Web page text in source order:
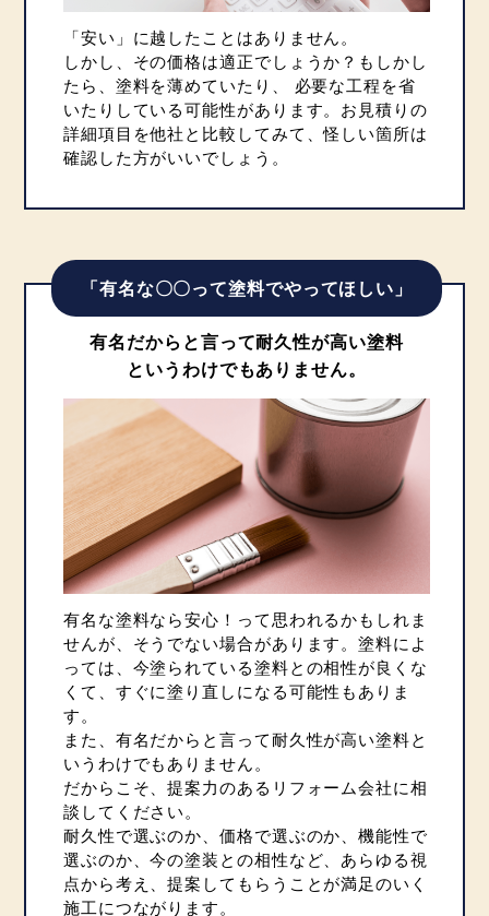
「安い」に越したことはありません。
しかし、その価格は適正でしょうか？もしかし
たら、塗料を薄めていたり、
必要な工程を省
いたりしている可能性があります。お見積りの
詳細項目を他社と比較してみて、怪しい箇所は
確認した方がいいでしょう。
「有名な〇〇って塗料でやってほしい」
有名だからと言って耐久性が高い塗料
というわけでもありません。
有名な塗料なら安心！って思われるかもしれま
せんが、そうでない場合があります。塗料によ
っては、今塗られている塗料との相性が良くな
くて、すぐに塗り直しになる可能性もありま
す。
また、有名だからと言って耐久性が高い塗料と
いうわけでもありません。
だからこそ、提案力のあるリフォーム会社に相
談してください。
耐久性で選ぶのか、価格で選ぶのか、機能性で
選ぶのか、今の塗装との相性など、あらゆる視
点から考え、提案してもらうことが満足のいく
施工につながります。